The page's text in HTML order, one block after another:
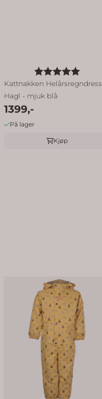
Karakter:
Kattnakken Helårsregndress
Hagl - mjuk blå
1399,-
På lager
Kjøp